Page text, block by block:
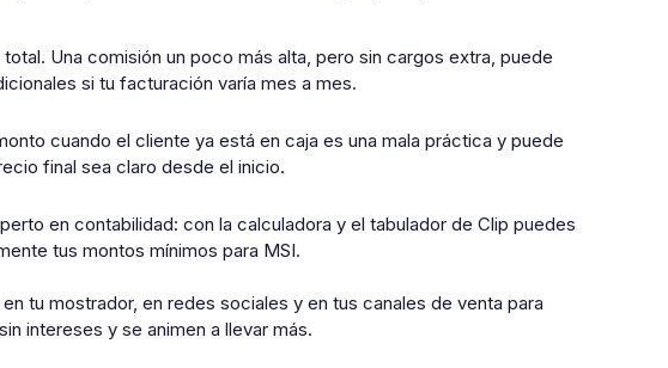
Una comisión un poco más alta, pero sin cargos extra, puede
si tu facturación varía mes a mes.
cuando el cliente ya está en caja es una mala práctica y puede
final sea claro desde el inicio.
en contabilidad: con la calculadora y el tabulador de Clip puedes
tus montos mínimos para MSI.
tu mostrador, en redes sociales y en tus canales de venta para
intereses y se animen a llevar más.